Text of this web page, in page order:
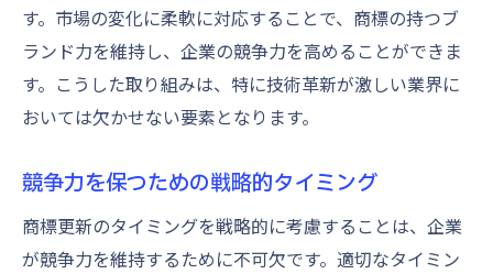
す。市場の変化に柔軟に対応することで、商標の持つブ
ランド力を維持し、企業の競争力を高めることができま
す。こうした取り組みは、特に技術革新が激しい業界に
おいては欠かせない要素となります。
競争力を保つための戦略的タイミング
商標更新のタイミングを戦略的に考慮することは、企業
が競争力を維持するために不可欠です。適切なタイミン